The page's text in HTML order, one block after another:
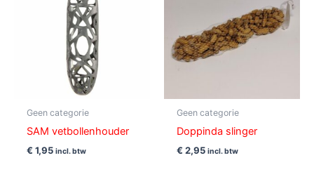
Geen categorie
SAM vetbollenhouder
€ 1,95 incl. btw
Geen categorie
Doppinda slinger
€ 2,95 incl. btw